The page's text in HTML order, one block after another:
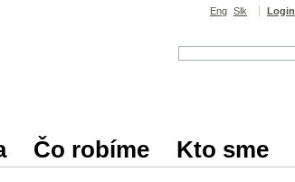
Login
Eng Slk
Čo robíme Kto sme